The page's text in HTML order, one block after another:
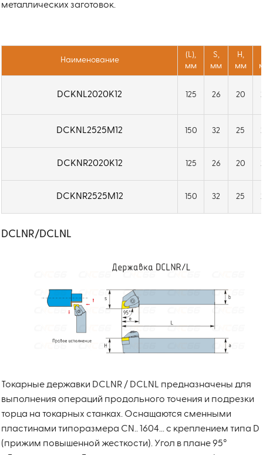
металлических заготовок.
Наименование
(L),
мм
S,
мм
H,
мм
DCKNL2020K12 125 26 20
DCKNL2525M12 150 32 25
DCKNR2020K12 125 26 20
DCKNR2525M12 150 32 25
DCLNR/DCLNL
Токарные державки DCLNR / DCLNL предназначены для
выполнения операций продольного точения и подрезки
торца на токарных станках. Оснащаются сменными
пластинами типоразмера CN.. 1604... с креплением типа D
(прижим повышенной жесткости). Угол в плане 95°